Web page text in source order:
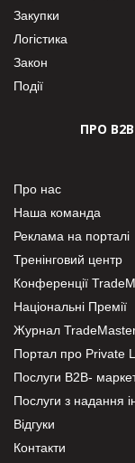
Закупки
Логістика
Закон
Події
ПРО В2В
Про нас
Наша команда
Реклама на порталі
Тренінговий центр
Конференції
Національні Премії
Журнал
Портал про Private
Послуги В2В-
Послуги з надання
Відгуки
Контакти